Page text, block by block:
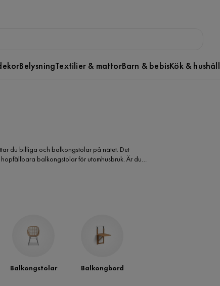
BelysningTextilier & mattorBarn & bebisKök & hushåll
du billiga och balkongstolar på nätet. Det
balkongstolar för utomhusbruk. Är du
i metall? Vita balkongstolar? Balkongstolar i
Balkongstolar Balkongbord